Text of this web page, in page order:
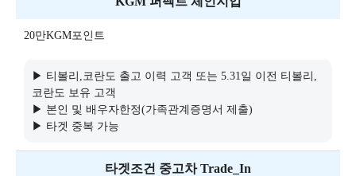
20만KGM포인트
▶ 티볼리,코란도 출고 이력 고객 또는 5.31일 이전 티볼리,
코란도 보유 고객
▶ 본인 및 배우자한정(가족관계증명서 제출)
▶ 타겟 중복 가능
타겟조건 중고차 Trade_In